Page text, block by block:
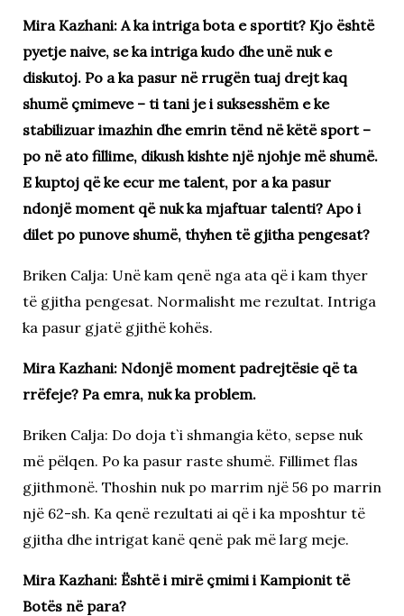
Mira Kazhani: A ka intriga bota e sportit? Kjo është
pyetje naive, se ka intriga kudo dhe unë nuk e
diskutoj. Po a ka pasur në rrugën tuaj drejt kaq
shumë çmimeve – ti tani je i suksesshëm e ke
stabilizuar imazhin dhe emrin tënd në këtë sport –
po në ato fillime, dikush kishte një njohje më shumë.
E kuptoj që ke ecur me talent, por a ka pasur
ndonjë moment që nuk ka mjaftuar talenti? Apo i
dilet po punove shumë, thyhen të gjitha pengesat?
Briken Calja: Unë kam qenë nga ata që i kam thyer
të gjitha pengesat. Normalisht me rezultat. Intriga
ka pasur gjatë gjithë kohës.
Mira Kazhani: Ndonjë moment padrejtësie që ta
rrëfeje? Pa emra, nuk ka problem.
Briken Calja: Do doja t`i shmangia këto, sepse nuk
më pëlqen. Po ka pasur raste shumë. Fillimet flas
gjithmonë. Thoshin nuk po marrim një 56 po marrin
një 62-sh. Ka qenë rezultati ai që i ka mposhtur të
gjitha dhe intrigat kanë qenë pak më larg meje.
Mira Kazhani: Është i mirë çmimi i Kampionit të
Botës në para?